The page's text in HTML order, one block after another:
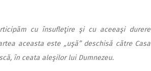
cu însufleţire şi cu aceeaşi durere
aceasta este „uşă” deschisă către Casa
în ceata aleşilor lui Dumnezeu.